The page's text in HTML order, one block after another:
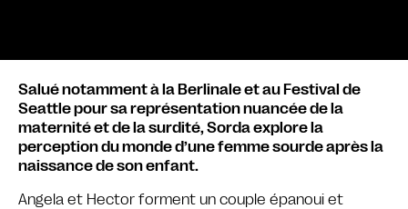
Salué notamment à la Berlinale et au Festival de
Seattle pour sa représentation nuancée de la
maternité et de la surdité, Sorda explore la
perception du monde d’une femme sourde après la
naissance de son enfant.
Angela et Hector forment un couple épanoui et